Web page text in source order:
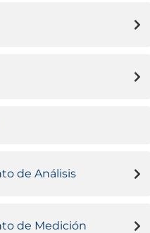
de Análisis
de Medición